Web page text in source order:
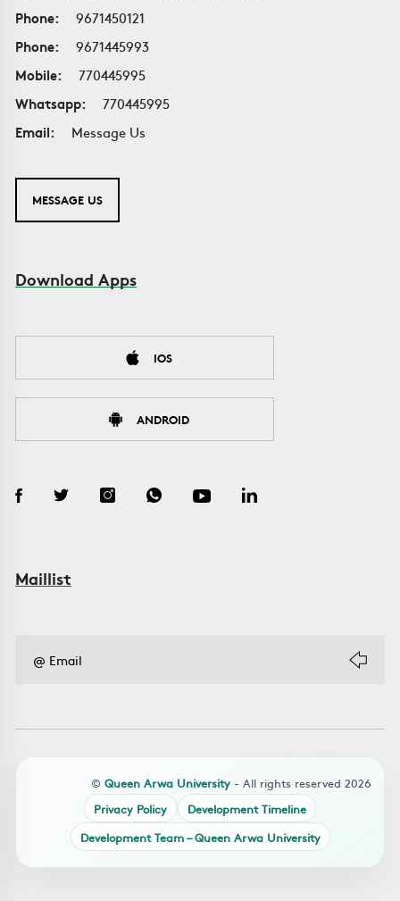
Phone:
9671450121
Phone:
9671445993
Mobile:
770445995
Whatsapp:
770445995
Email:
Message Us
MESSAGE US
Download Apps
IOS
ANDROID
Maillist
© Queen Arwa University - All rights reserved 2026
Privacy Policy
Development Timeline
Development Team – Queen Arwa University